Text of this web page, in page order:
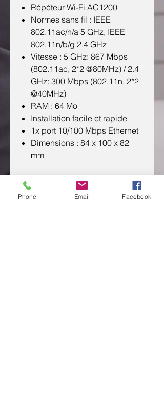
Répéteur Wi-Fi AC1200
Normes sans fil : IEEE
802.11ac/n/a 5 GHz, IEEE
802.11n/b/g 2.4 GHz
Vitesse : 5 GHz: 867 Mbps
(802.11ac, 2*2 @80MHz) / 2.4
GHz: 300 Mbps (802.11n, 2*2
@40MHz)
RAM : 64 Mo
Installation facile et rapide
1x port 10/100 Mbps Ethernet
Dimensions : 84 x 100 x 82
mm
Phone Email Facebook